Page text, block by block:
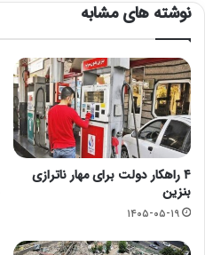
نوشته های مشابه
۴ راهکار دولت برای مهار ناترازی
بنزین
۱۴۰۵-۰۵-۱۹